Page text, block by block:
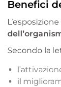
Benefici
Secondo la
il